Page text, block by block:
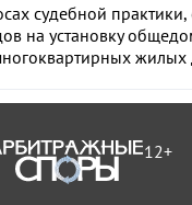
судебной практики,
на установку
12+